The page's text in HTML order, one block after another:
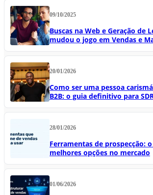
09/10/2025
Buscas na Web e Geração de
mudou o jogo em Vendas e
20/01/2026
Como ser uma pessoa
B2B: o guia definitivo para
28/01/2026
Ferramentas de prospecção:
melhores opções no mercado
01/06/2026